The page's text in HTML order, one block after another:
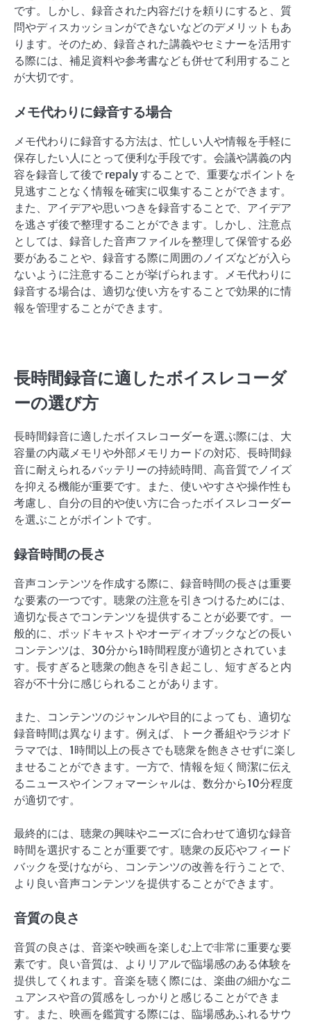
です。しかし、録音された内容だけを頼りにすると、質
問やディスカッションができないなどのデメリットもあ
ります。そのため、録音された講義やセミナーを活用す
る際には、補足資料や参考書なども併せて利用すること
が大切です。
メモ代わりに録音する場合
メモ代わりに録音する方法は、忙しい人や情報を手軽に
保存したい人にとって便利な手段です。会議や講義の内
容を録音して後で repaly することで、重要なポイントを
見逃すことなく情報を確実に収集することができます。
また、アイデアや思いつきを録音することで、アイデア
を逃さず後で整理することができます。しかし、注意点
としては、録音した音声ファイルを整理して保管する必
要があることや、録音する際に周囲のノイズなどが入ら
ないように注意することが挙げられます。メモ代わりに
録音する場合は、適切な使い方をすることで効果的に情
報を管理することができます。
長時間録音に適したボイスレコーダ
ーの選び方
長時間録音に適したボイスレコーダーを選ぶ際には、大
容量の内蔵メモリや外部メモリカードの対応、長時間録
音に耐えられるバッテリーの持続時間、高音質でノイズ
を抑える機能が重要です。また、使いやすさや操作性も
考慮し、自分の目的や使い方に合ったボイスレコーダー
を選ぶことがポイントです。
録音時間の長さ
音声コンテンツを作成する際に、録音時間の長さは重要
な要素の一つです。聴衆の注意を引きつけるためには、
適切な長さでコンテンツを提供することが必要です。一
般的に、ポッドキャストやオーディオブックなどの長い
コンテンツは、30分から1時間程度が適切とされていま
す。長すぎると聴衆の飽きを引き起こし、短すぎると内
容が不十分に感じられることがあります。
また、コンテンツのジャンルや目的によっても、適切な
録音時間は異なります。例えば、トーク番組やラジオド
ラマでは、1時間以上の長さでも聴衆を飽きさせずに楽し
ませることができます。一方で、情報を短く簡潔に伝え
るニュースやインフォマーシャルは、数分から10分程度
が適切です。
最終的には、聴衆の興味やニーズに合わせて適切な録音
時間を選択することが重要です。聴衆の反応やフィード
バックを受けながら、コンテンツの改善を行うことで、
より良い音声コンテンツを提供することができます。
音質の良さ
音質の良さは、音楽や映画を楽しむ上で非常に重要な要
素です。良い音質は、よりリアルで臨場感のある体験を
提供してくれます。音楽を聴く際には、楽曲の細かなニ
ュアンスや音の質感をしっかりと感じることができま
す。また、映画を鑑賞する際には、臨場感あふれるサウ